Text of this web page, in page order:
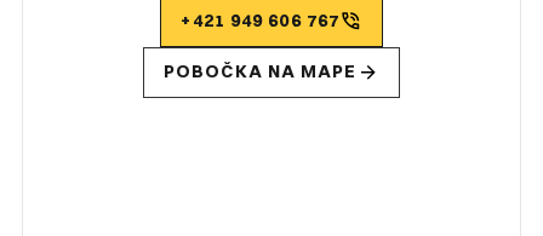
+421 949 606 767
POBOČKA NA MAPE